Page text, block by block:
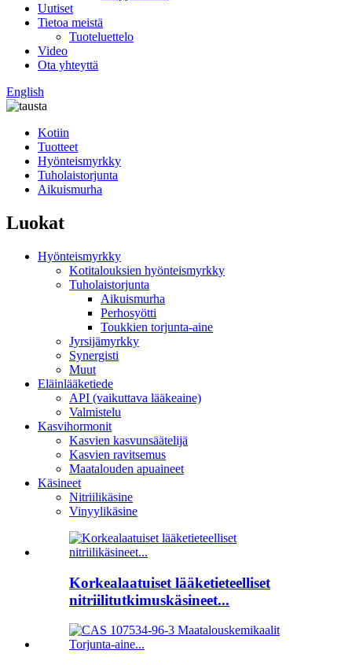
Uutiset
Tietoa meistä
Tuoteluettelo
Video
Ota yhteyttä
English
Kotiin
Tuotteet
Hyönteismyrkky
Tuholaistorjunta
Aikuismurha
Luokat
Hyönteismyrkky
Kotitalouksien hyönteismyrkky
Tuholaistorjunta
Aikuismurha
Perhosyötti
Toukkien torjunta-aine
Jyrsijämyrkky
Synergisti
Muut
Eläinlääketiede
API (vaikuttava lääkeaine)
Valmistelu
Kasvihormonit
Kasvien kasvunsäätelijä
Kasvien ravitsemus
Maatalouden apuaineet
Käsineet
Nitriilikäsine
Vinyylikäsine
Korkealaatuiset lääketieteelliset
nitriilitutkimuskäsineet...